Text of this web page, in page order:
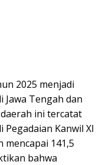
2025 menjadi
Jawa Tengah dan
daerah ini tercatat
Kanwil XI
mencapai 141,5
bahwa